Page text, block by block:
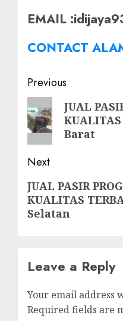
EMAIL
CONTACT
Post
navigation
Previous
Previous
post:
JUAL
Barat
Next
Next
post:
JUAL PASIR
KUALITAS
Selatan
Leave a Reply
Your email address
Required fields are